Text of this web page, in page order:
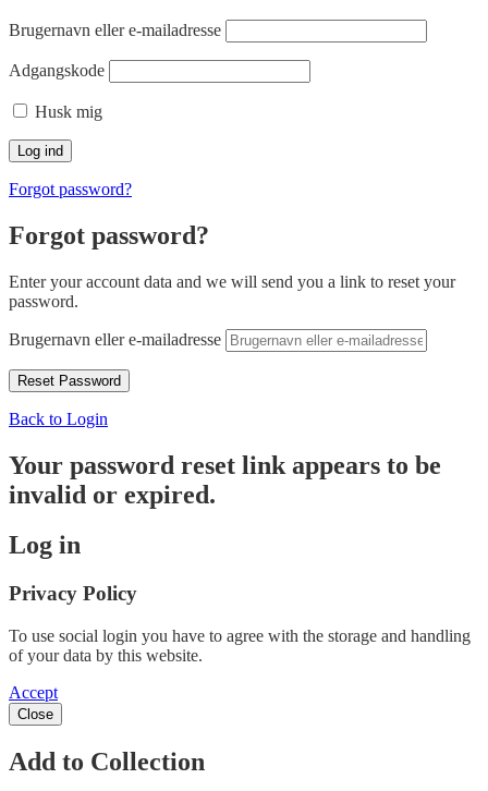
Brugernavn eller e-mailadresse
Adgangskode
Husk mig
Forgot password?
Forgot password?
Enter your account data and we will send you a link to reset your
password.
Brugernavn eller e-mailadresse
Back to Login
Your password reset link appears to be
invalid or expired.
Log in
Privacy Policy
To use social login you have to agree with the storage and handling
of your data by this website.
Accept
Close
Add to Collection